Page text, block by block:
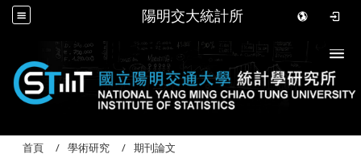
陽明交大統計所
首頁 學術研究 期刊論文